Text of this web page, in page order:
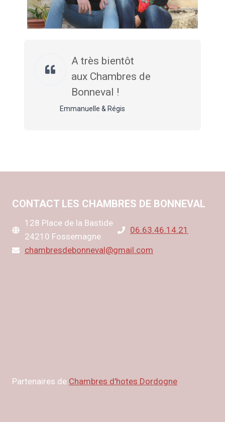
A très bientôt
aux Chambres de
Bonneval !
Emmanuelle & Régis
CONTACT LES CHAMBRES DE BONNEVAL
128 Place de la Bastide
24210 Fossemagne
06.63.46.14.21
chambresdebonneval@gmail.com
Partenaires de Chambres d'hotes Dordogne